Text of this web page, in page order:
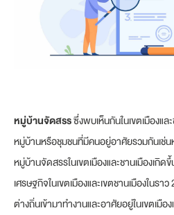
หมู่บ้านจัดสรรซึ่งพบเห็นกันในเขตเมืองแ
หมู่บ้านหรือชุมชนที่มีคนอยู่อาศัยรวมกันเช่
หมู่บ้านจัดสรรในเขตเมืองและชานเมืองเกิ
เศรษฐกิจในเขตเมืองและเขตชานเมืองใน
ต่างถิ่นเข้ามาทำงานและอาศัยอยู่ในเขตเมือ